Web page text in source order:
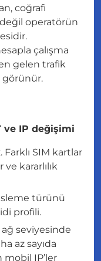
coğrafi
operatörün
çalışma
gelen trafik
görünür.
ve IP değişimi
SIM kartlar
ve kararlılık
türünü
profili.
ağ seviyesinde
az sayıda
mobil IP’ler